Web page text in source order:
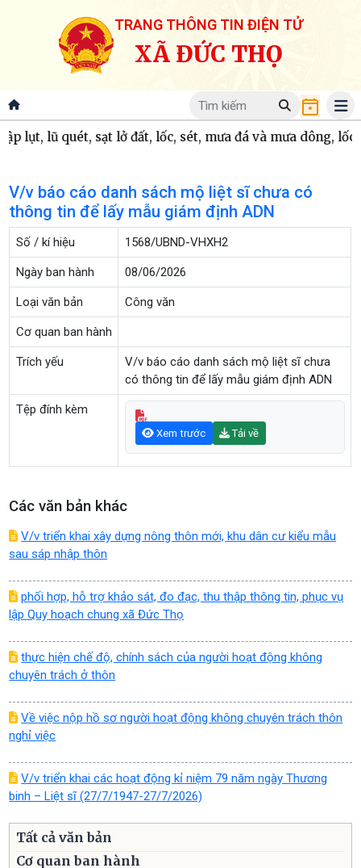
TRANG THÔNG TIN ĐIỆN TỬ
XÃ ĐỨC THỌ
lụt, lũ quét, sạt lở đất, lốc, sét, mưa đá và mưa dông, lốc
V/v báo cáo danh sách mộ liệt sĩ chưa có
thông tin để lấy mẫu giám định ADN
Số / kí hiệu 1568/UBND-VHXH2
Ngày ban hành 08/06/2026
Loại văn bản Công văn
Cơ quan ban hành
Trích yếu
V/v báo cáo danh sách mộ liệt sĩ chưa
có thông tin để lấy mẫu giám định ADN
Tệp đính kèm
Xem trước Tải về
Các văn bản khác
V/v triển khai xây dựng nông thôn mới, khu dân cư kiểu mẫu
sau sáp nhập thôn
phối hợp, hỗ trợ khảo sát, đo đạc, thu thập thông tin, phục vụ
lập Quy hoạch chung xã Đức Thọ
thực hiện chế độ, chính sách của người hoạt động không
chuyên trách ở thôn
Về việc nộp hồ sơ người hoạt động không chuyên trách thôn
nghỉ việc
V/v triển khai các hoạt động kỉ niệm 79 năm ngày Thương
binh – Liệt sĩ (27/7/1947-27/7/2026)
Tất cả văn bản
Cơ quan ban hành